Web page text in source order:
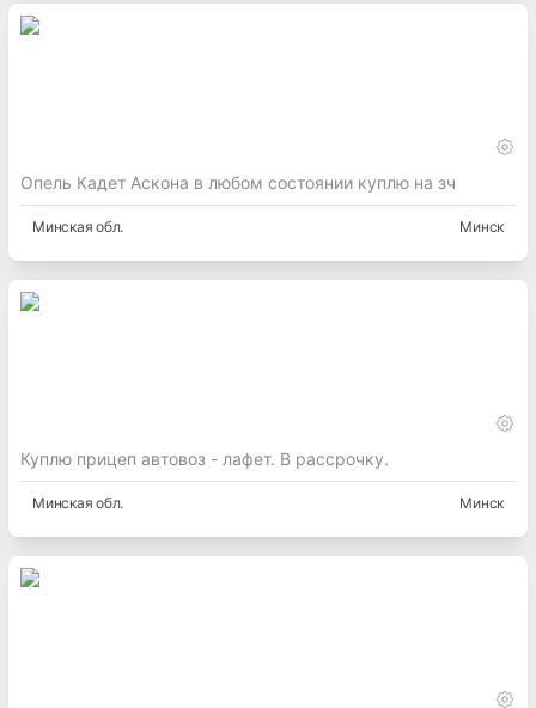
Опель Кадет Аскона в любом состоянии куплю на зч
Минская обл. Минск
Куплю прицеп автовоз - лафет. В рассрочку.
Минская обл. Минск